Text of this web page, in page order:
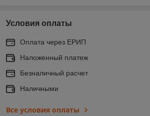
Условия оплаты
Оплата через ЕРИП
Наложенный платеж
Безналичный расчет
Наличными
Все условия оплаты